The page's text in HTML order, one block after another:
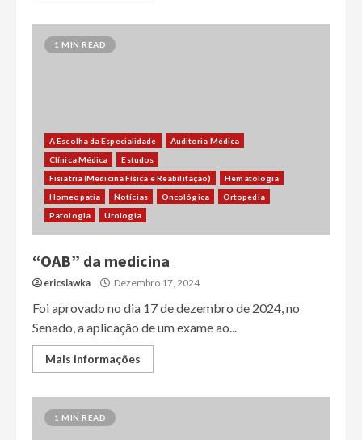
1 MIN READ
A Escolha da Especialidade
Auditoria Médica
Clínica Médica
Estudos
Fisiatria (Medicina Física e Reabilitação)
Hematologia
Homeopatia
Notícias Oncológica
Ortopedia
Patologia
Urologia
“OAB” da medicina
ericslawka Dezembro 17, 2024
Foi aprovado no dia 17 de dezembro de 2024, no
Senado, a aplicação de um exame ao...
Mais informações
1 MIN READ